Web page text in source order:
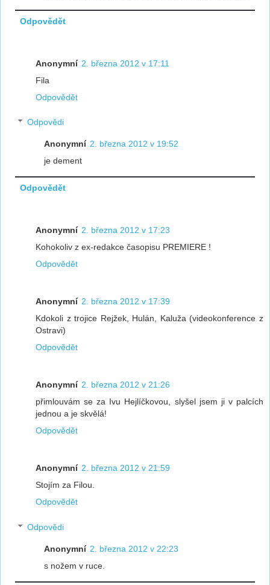
Odpovědět
Anonymní 2. března 2012 v 17:11
Fila
Odpovědět
Odpovědi
Anonymní 2. března 2012 v 19:52
je dement
Odpovědět
Anonymní 2. března 2012 v 17:23
Kohokoliv z ex-redakce časopisu PREMIERE !
Odpovědět
Anonymní 2. března 2012 v 17:39
Kdokoli z trojice Rejžek, Hulán, Kaluža (videokonference z
Ostravi)
Odpovědět
Anonymní 2. března 2012 v 21:26
přimlouvám se za Ivu Hejlíčkovou, slyšel jsem ji v palcích
jednou a je skvělá!
Odpovědět
Anonymní 2. března 2012 v 21:59
Stojím za Filou.
Odpovědět
Odpovědi
Anonymní 2. března 2012 v 22:23
s nožem v ruce.